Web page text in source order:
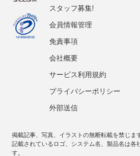
スタッフ募集!
会員情報管理
免責事項
会社概要
サービス利用規約
プライバシーポリシー
外部送信
掲載記事、写真、イラストの無断転載を禁じます
記載されているロゴ、システム名、製品名は各
す。